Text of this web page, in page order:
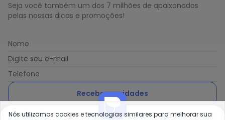
Seja você também um dos 7 milhões de apaixonados
pelas nossas dicas e promoções!
Nome
Digite seu e-mail
Telefone
Receber novidades
Nós utilizamos cookies e tecnologias similares para melhorar sua